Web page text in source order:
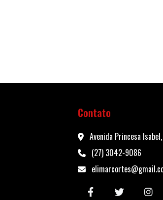
Contato
Avenida Princesa
(27) 3042-9086